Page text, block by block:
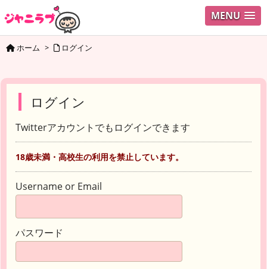
MENU
ホーム > ログイン
ログイン
Twitterアカウントでもログインできます
18歳未満・高校生の利用を禁止しています。
Username or Email
パスワード